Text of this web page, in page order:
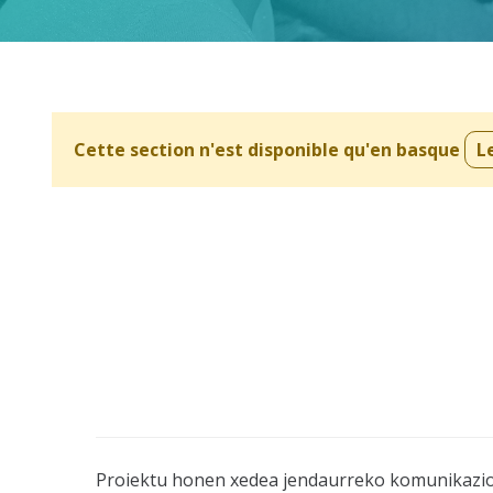
Cette section n'est disponible qu'en basque
Proiektu honen xedea jendaurreko